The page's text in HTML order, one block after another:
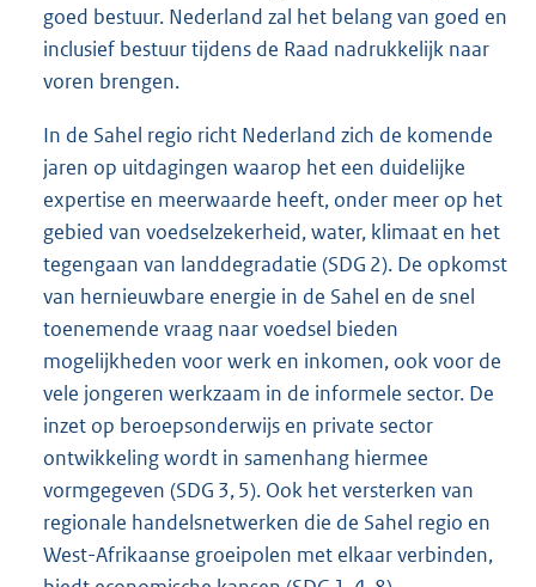
goed bestuur. Nederland zal het belang van goed en
inclusief bestuur tijdens de Raad nadrukkelijk naar
voren brengen.
In de Sahel regio richt Nederland zich de komende
jaren op uitdagingen waarop het een duidelijke
expertise en meerwaarde heeft, onder meer op het
gebied van voedselzekerheid, water, klimaat en het
tegengaan van landdegradatie (SDG 2). De opkomst
van hernieuwbare energie in de Sahel en de snel
toenemende vraag naar voedsel bieden
mogelijkheden voor werk en inkomen, ook voor de
vele jongeren werkzaam in de informele sector. De
inzet op beroepsonderwijs en private sector
ontwikkeling wordt in samenhang hiermee
vormgegeven (SDG 3, 5). Ook het versterken van
regionale handelsnetwerken die de Sahel regio en
West-Afrikaanse groeipolen met elkaar verbinden,